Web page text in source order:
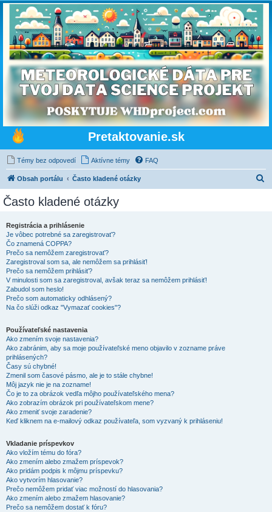
Pretaktovanie.sk
Témy bez odpovedí Aktívne témy FAQ
Obsah portálu Často kladené otázky
Často kladené otázky
Registrácia a prihlásenie
Je vôbec potrebné sa zaregistrovať?
Čo znamená COPPA?
Prečo sa nemôžem zaregistrovať?
Zaregistroval som sa, ale nemôžem sa prihlásiť!
Prečo sa nemôžem prihlásiť?
V minulosti som sa zaregistroval, avšak teraz sa nemôžem prihlásiť!
Zabudol som heslo!
Prečo som automaticky odhlásený?
Na čo slúži odkaz "Vymazať cookies"?
Používateľské nastavenia
Ako zmením svoje nastavenia?
Ako zabránim, aby sa moje používateľské meno objavilo v zozname práve
prihlásených?
Časy sú chybné!
Zmenil som časové pásmo, ale je to stále chybne!
Môj jazyk nie je na zozname!
Čo je to za obrázok vedľa môjho používateľského mena?
Ako zobrazím obrázok pri používateľskom mene?
Ako zmeniť svoje zaradenie?
Keď kliknem na e-mailový odkaz používateľa, som vyzvaný k prihláseniu!
Vkladanie príspevkov
Ako vložím tému do fóra?
Ako zmením alebo zmažem príspevok?
Ako pridám podpis k môjmu príspevku?
Ako vytvorím hlasovanie?
Prečo nemôžem pridať viac možností do hlasovania?
Ako zmením alebo zmažem hlasovanie?
Prečo sa nemôžem dostať k fóru?